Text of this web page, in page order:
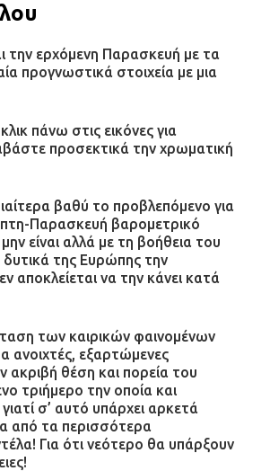
την ερχόμενη Παρασκευή με τα
προγνωστικά στοιχεία με μια
πάνω στις εικόνες για
προσεκτικά την χρωματική
βαθύ το προβλεπόμενο για
Παρασκευή βαρομετρικό
είναι αλλά με τη βοήθεια του
της Ευρώπης την
αποκλείεται να την κάνει κατά
των καιρικών φαινομένων
ανοιχτές, εξαρτώμενες
ακριβή θέση και πορεία του
τριήμερο την οποία και
σ’ αυτό υπάρχει αρκετά
από τα περισσότερα
Για ότι νεότερο θα υπάρξουν